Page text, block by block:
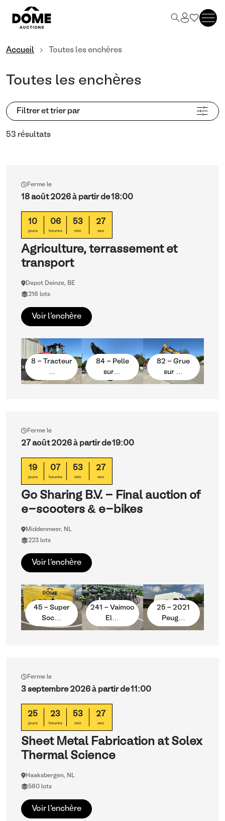
Accueil Toutes les enchères
Toutes les enchères
Filtrer et trier par
53 résultats
Ferme le
18 août 2026 à partir de 18:00
10
jours
06
heures
53
min
26
sec
Agriculture, terrassement et
transport
Depot Deinze, BE
216 lots
Voir l'enchère
8 - Tracteur
…
84 - Pelle
sur…
82 - Grue
sur …
Ferme le
27 août 2026 à partir de 19:00
19
jours
07
heures
53
min
26
sec
Go Sharing B.V. - Final auction of
e-scooters & e-bikes
Middenmeer, NL
223 lots
Voir l'enchère
45 - Super
Soc…
241 - Vaimoo
El…
25 - 2021
Peug…
Ferme le
3 septembre 2026 à partir de 11:00
25
jours
23
heures
53
min
26
sec
Sheet Metal Fabrication at Solex
Thermal Science
Haaksbergen, NL
560 lots
Voir l'enchère